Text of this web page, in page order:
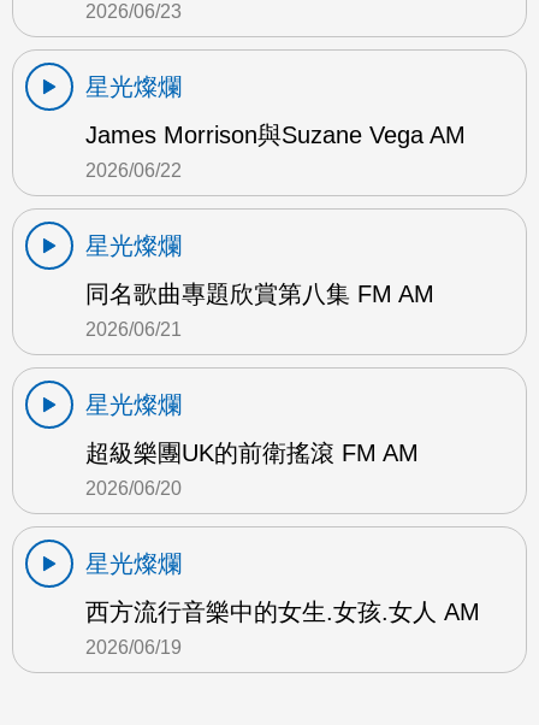
2026/06/23
星光燦爛
James Morrison與Suzane Vega AM
2026/06/22
星光燦爛
同名歌曲專題欣賞第八集 FM AM
2026/06/21
星光燦爛
超級樂團UK的前衛搖滾 FM AM
2026/06/20
星光燦爛
西方流行音樂中的女生.女孩.女人 AM
2026/06/19